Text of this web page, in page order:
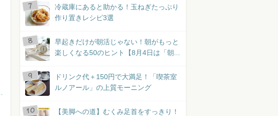
冷蔵庫にあると助かる！玉ねぎたっぷり
作り置きレシピ3選
早起きだけが朝活じゃない！朝がもっと
楽しくなる50のヒント【8月4日は「朝...
ドリンク代＋150円で大満足！「喫茶室
ルノアール」の上質モーニング
【美脚への道】むくみ足首をすっきり！